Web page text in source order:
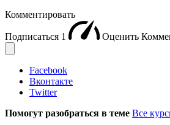
Комментировать
Подписаться 1 Оценить
Facebook
Вконтакте
Twitter
Помогут разобраться в теме Все